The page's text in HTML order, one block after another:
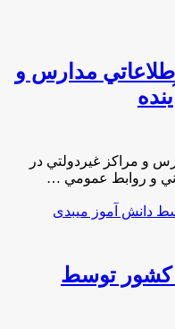
مدارس و
و مراكز غيردولتي در
و روابط عمومي …
کشور توسط